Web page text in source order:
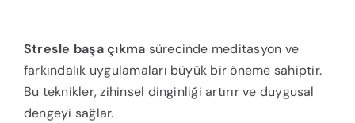
Stresle başa çıkma sürecinde meditasyon ve
farkındalık uygulamaları büyük bir öneme sahiptir.
Bu teknikler, zihinsel dinginliği artırır ve duygusal
dengeyi sağlar.